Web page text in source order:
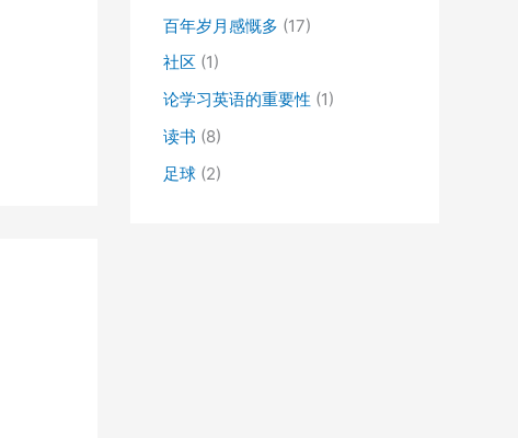
百年岁月感慨多 (17)
社区 (1)
论学习英语的重要性 (1)
读书 (8)
足球 (2)